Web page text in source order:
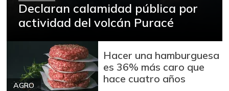
Declaran calamidad pública por
actividad del volcán Puracé
AGRO
Hacer una hamburguesa
es 36% más caro que
hace cuatro años